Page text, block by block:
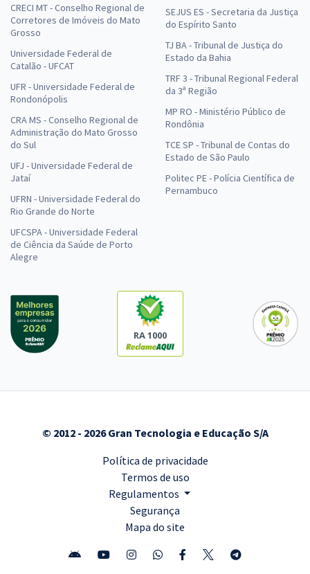
CRECI MT - Conselho Regional de
Corretores de Imóveis do Mato
Grosso
Universidade Federal de
Catalão - UFCAT
UFR - Universidade Federal de
Rondonópolis
CRA MS - Conselho Regional de
Administração do Mato Grosso
do Sul
UFJ - Universidade Federal de
Jataí
UFRN - Universidade Federal do
Rio Grande do Norte
UFCSPA - Universidade Federal
de Ciência da Saúde de Porto
Alegre
SEJUS ES - Secretaria da Justiça
do Espírito Santo
TJ BA - Tribunal de Justiça do
Estado da Bahia
TRF 3 - Tribunal Regional Federal
da 3ª Região
MP RO - Ministério Público de
Rondônia
TCE SP - Tribunal de Contas do
Estado de São Paulo
Politec PE - Polícia Científica de
Pernambuco
RA 1000
© 2012 - 2026 Gran Tecnologia e Educação S/A
Política de privacidade
Termos de uso
Regulamentos
Segurança
Mapa do site